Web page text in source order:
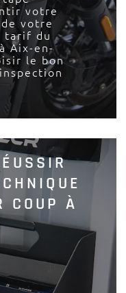
votre
votre
tarif du
Aix-en-
le bon
COUP À